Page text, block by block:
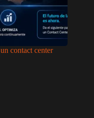
contact center